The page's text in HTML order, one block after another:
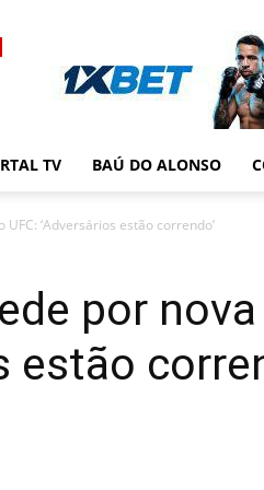
TV BAÚ DO ALONSO
‘Adversários estão correndo’
por
estão